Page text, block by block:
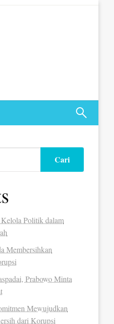
Cari
Politik dalam
Membersihkan
Prabowo Minta
Mewujudkan
dari Korupsi